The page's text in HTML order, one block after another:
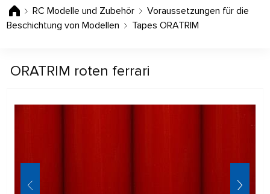
RC Modelle und Zubehör
Voraussetzungen für die
Beschichtung von Modellen
Tapes ORATRIM
ORATRIM roten ferrari